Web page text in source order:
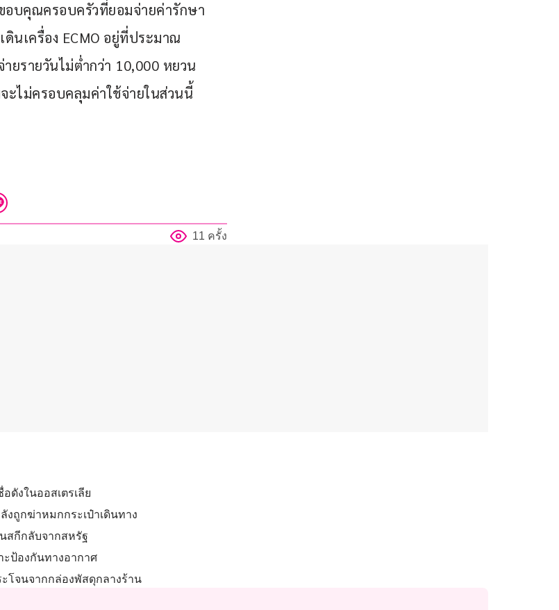
อบคุณครอบครัวที่ยอมจ่ายค่ารักษา
ดินเครื่อง ECMO อยู่ที่ประมาณ
รายวันไม่ต่ำกว่า 10,000 หยวน
ไม่ครอบคลุมค่าใช้จ่ายในส่วนนี้
11 ครั้ง
ดังในออสเตรเลีย
งถูกฆ่าหมกกระเป๋าเดินทาง
สกีกลับจากสหรัฐ
ะป้องกันทางอากาศ
โจนจากกล่องพัสดุกลางร้าน